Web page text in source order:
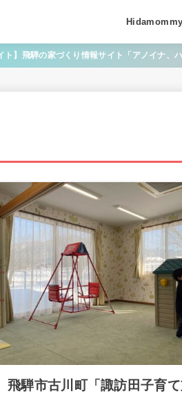
Hidamommy
ト】飛騨の家づくり情報サイト「アノイナ、
飛騨市古川町「諏訪田子育